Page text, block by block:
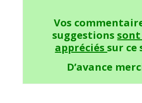
Vos
suggestions
appréciéssur ce
D’avance